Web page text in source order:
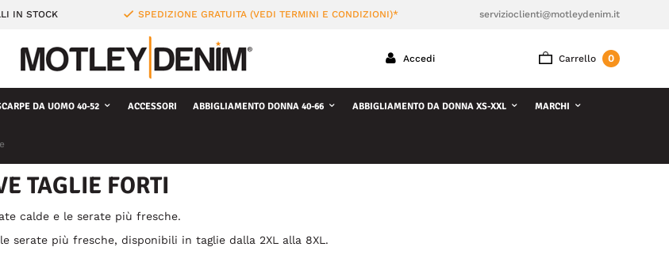
IN STOCK SPEDIZIONE GRATUITA (VEDI TERMINI E CONDIZIONI)* servizioclienti@motleydenim.it
Carrello 0
Accedi
DA UOMO 40-52 ACCESSORI ABBIGLIAMENTO DONNA 40-66 ABBIGLIAMENTO DA DONNA XS-XXL MARCHI
TAGLIE FORTI
calde e le serate più fresche.
serate più fresche, disponibili in taglie dalla 2XL alla 8XL.